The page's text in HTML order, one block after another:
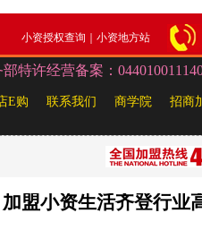
小资授权查询 小资地方站
部特许经营备案：
招商
商学院
联系我们
E购
盟小资生活齐登行业